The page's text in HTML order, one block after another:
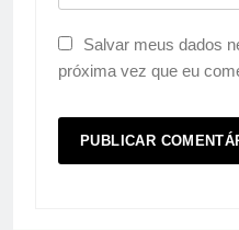
Salvar meus dados
próxima vez que eu